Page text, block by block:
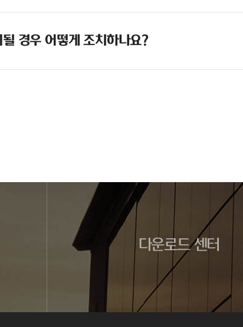
경우 어떻게 조치하나요?
다운로드 센터